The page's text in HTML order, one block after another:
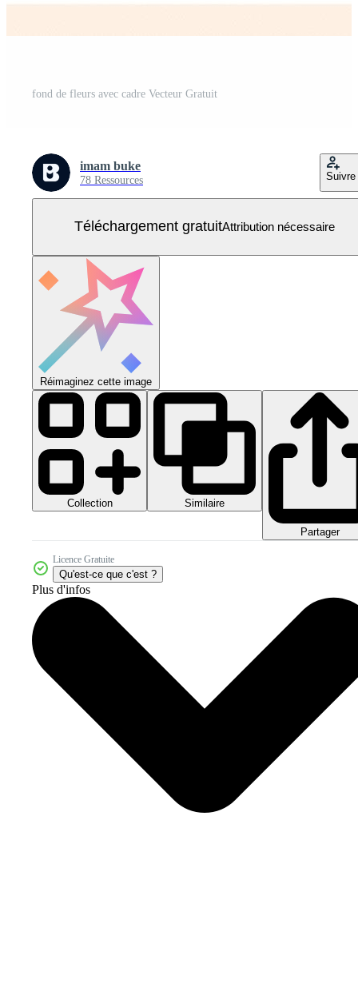
fond de fleurs avec cadre Vecteur Gratuit
imam buke
78 Ressources Suivre
Téléchargement gratuitAttribution nécessaire
Réimaginez cette image
Collection Similaire
Partager
Licence Gratuite
Qu'est-ce que c'est ?
Plus d'infos